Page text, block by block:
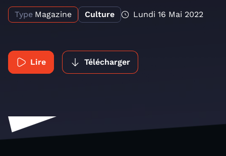
Type Magazine Culture Lundi 16 Mai 2022
Lire Télécharger